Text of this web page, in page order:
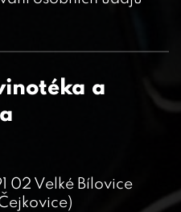
a
02 Velké Bílovice